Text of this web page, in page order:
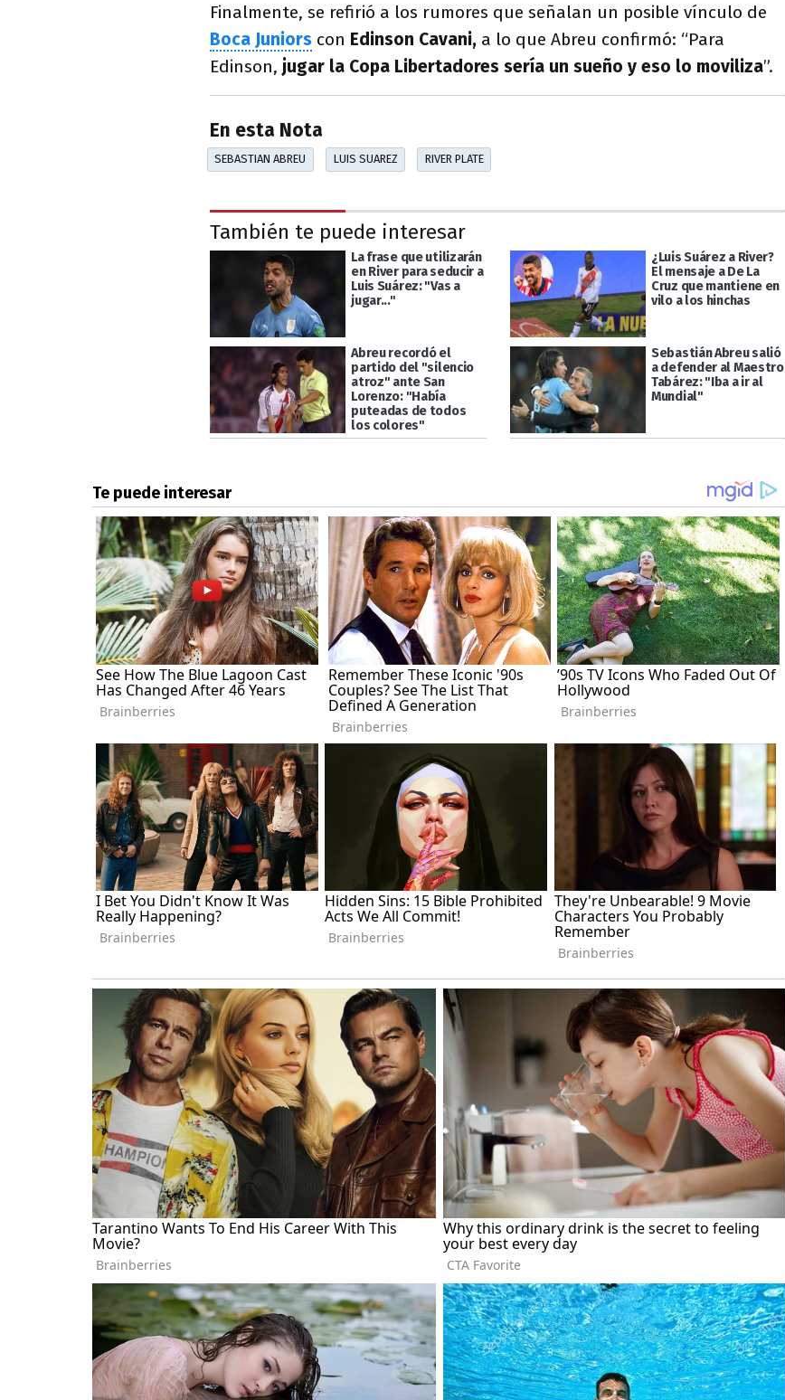
Finalmente, se refirió a los rumores que señalan un posible vínculo de
Boca Juniors con Edinson Cavani, a lo que Abreu confirmó: “Para
Edinson, jugar la Copa Libertadores sería un sueño y eso lo moviliza”.
En esta Nota
SEBASTIAN ABREU LUIS SUAREZ RIVER PLATE
También te puede interesar
La frase que utilizarán
en River para seducir a
Luis Suárez: "Vas a
jugar..."
¿Luis Suárez a River?
El mensaje a De La
Cruz que mantiene en
vilo a los hinchas
Abreu recordó el
partido del "silencio
atroz" ante San
Lorenzo: "Había
puteadas de todos
los colores"
Sebastián Abreu salió
a defender al Maestro
Tabárez: "Iba a ir al
Mundial"